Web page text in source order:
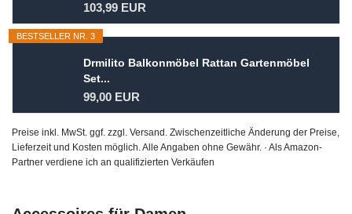
103,99 EUR
BESTSELLER NR. 3
Drmilito Balkonmöbel Rattan Gartenmöbel
Set...
99,00 EUR
Preise inkl. MwSt. ggf. zzgl. Versand. Zwischenzeitliche Änderung der Preise,
Lieferzeit und Kosten möglich. Alle Angaben ohne Gewähr. · Als Amazon-
Partner verdiene ich an qualifizierten Verkäufen